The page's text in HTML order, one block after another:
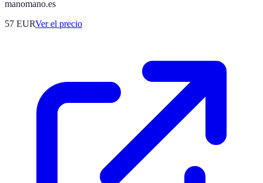
manomano.es
57 EURVer el precio